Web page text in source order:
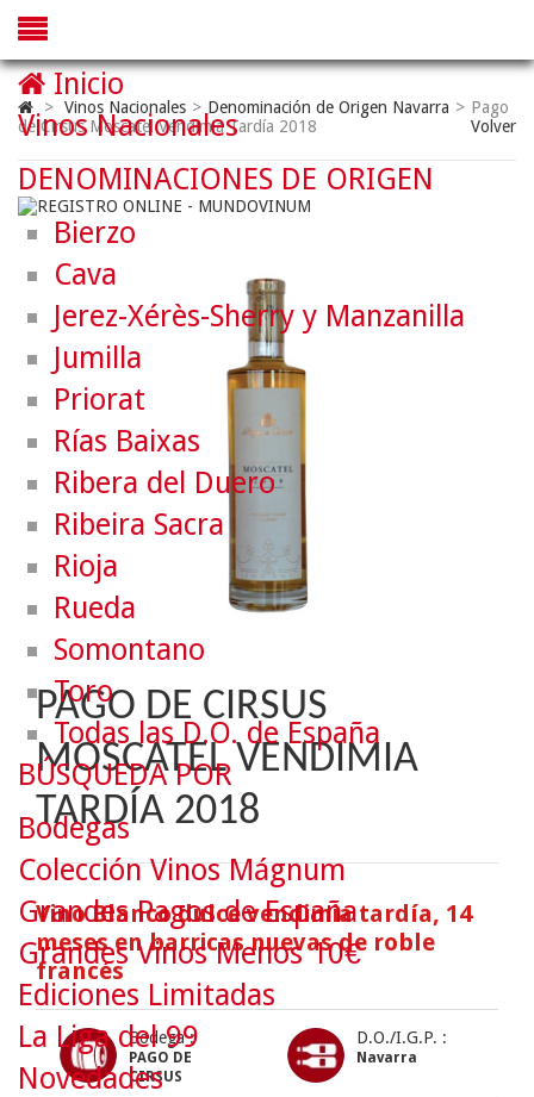
> Vinos Nacionales > Denominación de Origen Navarra > Pago
de Cirsus Moscatel Vendimia Tardía 2018
Volver
PAGO DE CIRSUS
MOSCATEL VENDIMIA
TARDÍA 2018
Vino Blanco dulce vendimia tardía, 14
meses en barricas nuevas de roble
francés
Bodega :
PAGO DE
CIRSUS
D.O./I.G.P. :
Navarra
Inicio
Vinos Nacionales
DENOMINACIONES DE ORIGEN
Bierzo
Cava
Jerez-Xérès-Sherry y Manzanilla
Jumilla
Priorat
Rías Baixas
Ribera del Duero
Ribeira Sacra
Rioja
Rueda
Somontano
Toro
Todas las D.O. de España
BÚSQUEDA POR
Bodegas
Colección Vinos Mágnum
Grandes Pagos de España
Grandes Vinos Menos 10€
Ediciones Limitadas
La Liga del 99
Novedades